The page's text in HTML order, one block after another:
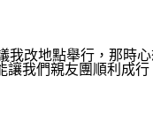
改地點舉行，那時
我們親友團順利成行